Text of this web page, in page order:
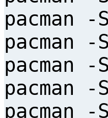
pacman
pacman
pacman
pacman
pacman